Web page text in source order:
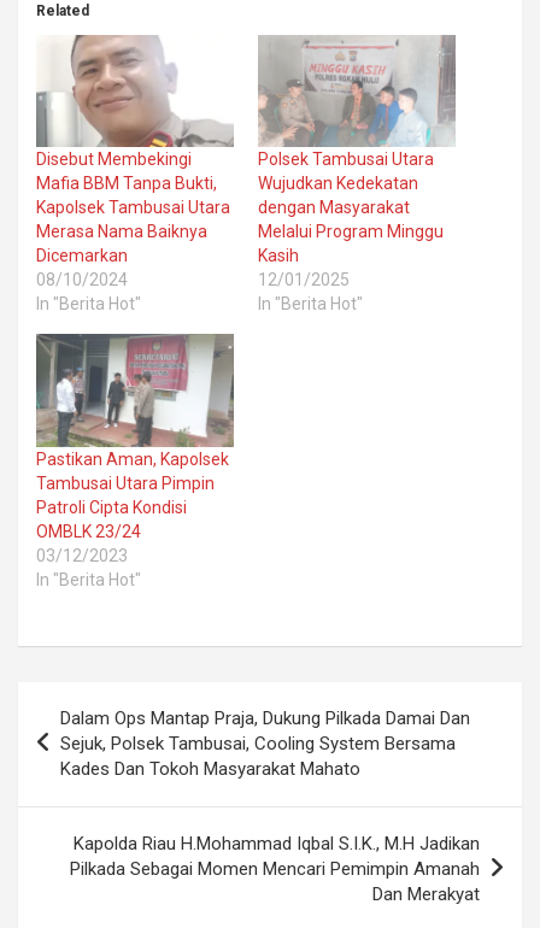
Related
Disebut Membekingi
Mafia BBM Tanpa Bukti,
Kapolsek Tambusai Utara
Merasa Nama Baiknya
Dicemarkan
08/10/2024
In "Berita Hot"
Polsek Tambusai Utara
Wujudkan Kedekatan
dengan Masyarakat
Melalui Program Minggu
Kasih
12/01/2025
In "Berita Hot"
Pastikan Aman, Kapolsek
Tambusai Utara Pimpin
Patroli Cipta Kondisi
OMBLK 23/24
03/12/2023
In "Berita Hot"
navigation
Dalam Ops Mantap Praja, Dukung Pilkada Damai Dan
Sejuk, Polsek Tambusai, Cooling System Bersama
Kades Dan Tokoh Masyarakat Mahato
Kapolda Riau H.Mohammad Iqbal S.I.K., M.H Jadikan
Pilkada Sebagai Momen Mencari Pemimpin Amanah
Dan Merakyat